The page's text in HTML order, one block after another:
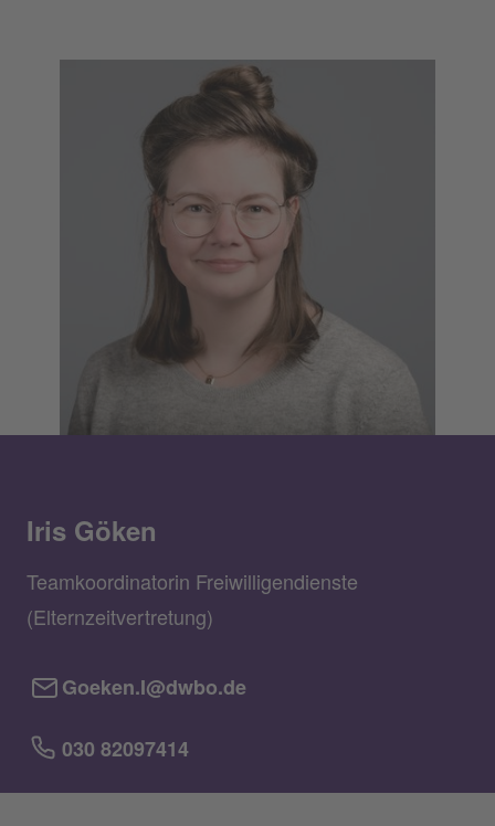
Iris Göken
Teamkoordinatorin Freiwilligendienste
(Elternzeitvertretung)
Goeken.I@dwbo.de
030 82097414